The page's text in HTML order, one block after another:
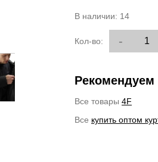
В наличии: 14
Кол-во: -
Рекомендуем
Все товары 4F
Все купить оптом